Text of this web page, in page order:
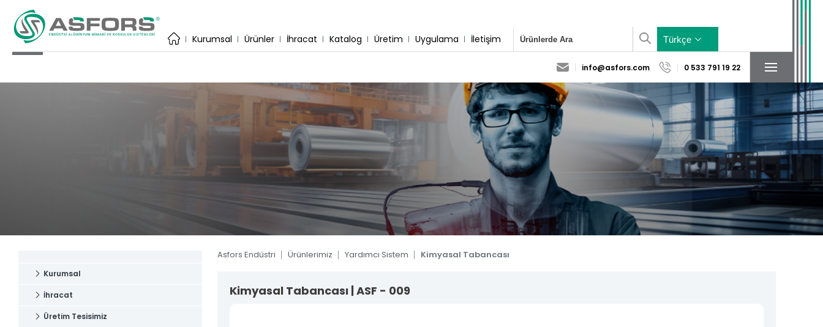
Estetiğin ve dayanıklılığın birleştiği
Uygulama & Montaj
İletişim
Destek Hattı
0 533 791 19 22
Whatsapp Hattı
0 533 791 19 22
Sosyal Medya
Hesaplarımız
Konum
Kurumsal Ürünler İhracat Katalog Üretim Uygulama İletişim Türkçe
info@asfors.com 0 533 791 19 22
×
İhracat
Katalog
Uygulama & Montaj
Kare Sistem
Yuvarlak Sistem
Yardımcı Sistem
Lama Sistem
Tüm Ürünler
Haber & Blog
Kurumsal
İhracat
Üretim Tesisimiz
Asfors Endüstri Ürünlerimiz Yardımcı Sistem Kimyasal Tabancası
Kimyasal Tabancası | ASF - 009